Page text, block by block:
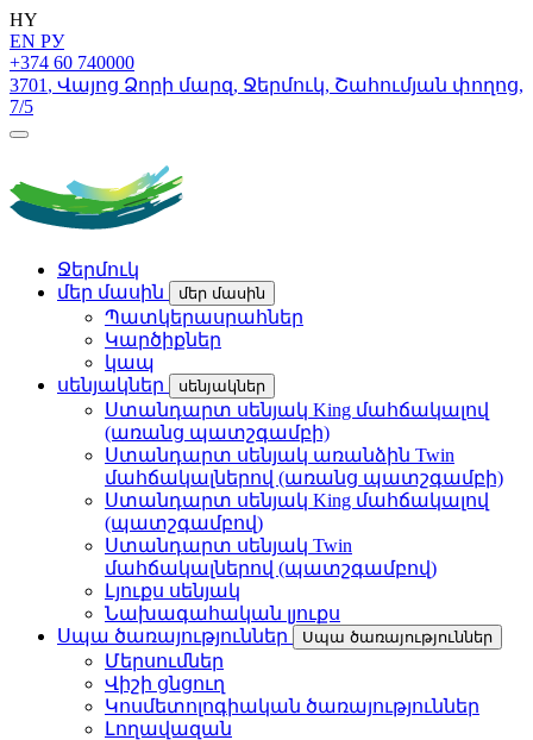
HY
EN РУ
+374 60 740000
3701 , Վայոց Ձորի մարզ, Ջերմուկ, Շահումյան փողոց,
7/5
Ջերմուկ
մեր մասին
մեր մասին
Պատկերասրահներ
Կարծիքներ
կապ
սենյակներ
սենյակներ
Ստանդարտ սենյակ King մահճակալով
(առանց պատշգամբի)
Ստանդարտ սենյակ առանձին Twin
մահճակալներով (առանց պատշգամբի)
Ստանդարտ սենյակ King մահճակալով
(պատշգամբով)
Ստանդարտ սենյակ Twin
մահճակալներով (պատշգամբով)
Լյուքս սենյակ
Նախագահական լյուքս
Սպա ծառայություններ
Սպա ծառայություններ
Մերսումներ
Վիշի ցնցուղ
Կոսմետոլոգիական ծառայություններ
Լողավազան